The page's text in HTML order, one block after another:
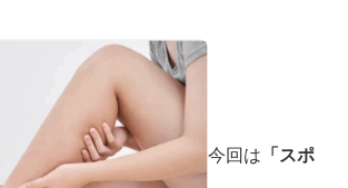
今回は 「スポ